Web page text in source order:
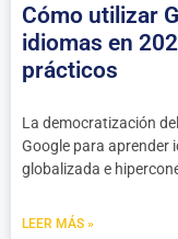
Cómo utilizar
idiomas en
prácticos
La democratización
Google para aprender
globalizada e
LEER MÁS »